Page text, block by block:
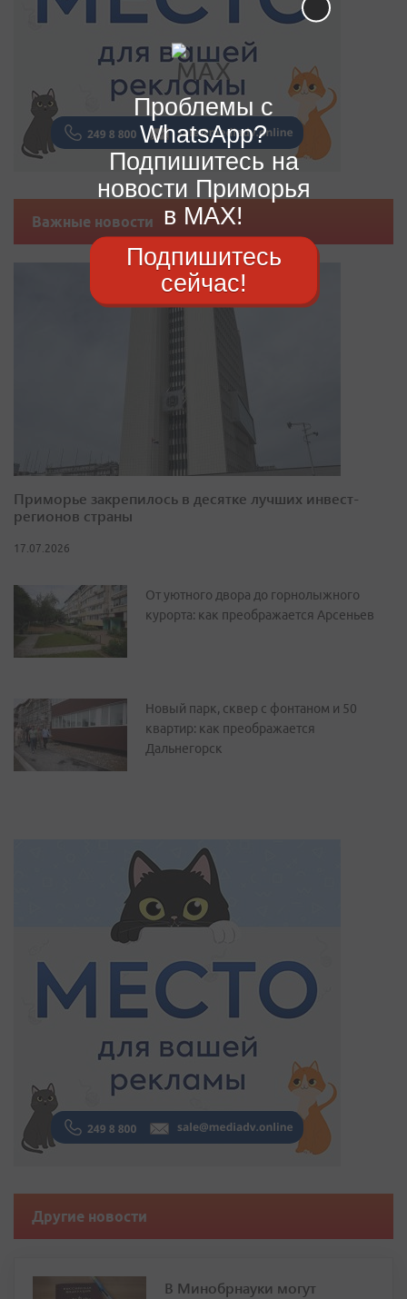
Важные новости
Приморье закрепилось в десятке лучших инвест-
регионов страны
17.07.2026
От уютного двора до горнолыжного
курорта: как преображается Арсеньев
Новый парк, сквер с фонтаном и 50
квартир: как преображается
Дальнегорск
Другие новости
В Минобрнауки могут
Проблемы с
WhatsApp?
Подпишитесь на
новости Приморья
в MAX!
Подпишитесь
сейчас!